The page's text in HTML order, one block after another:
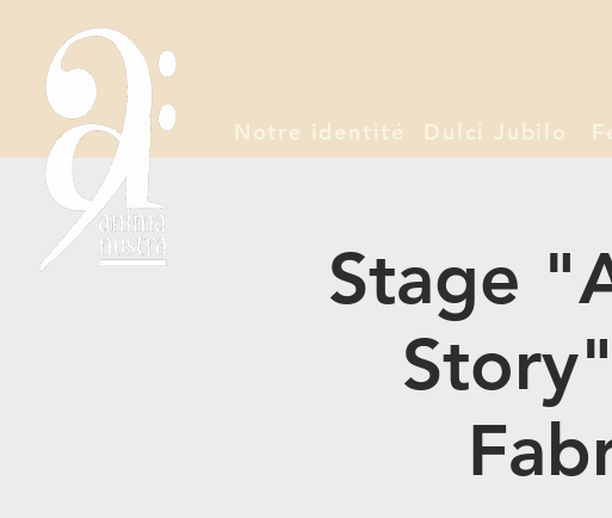
Notre identité Dulci Jubilo
Stage